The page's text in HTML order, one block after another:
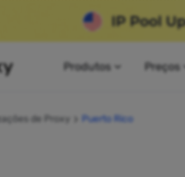
Produtos Preços
de Proxy Puerto Rico